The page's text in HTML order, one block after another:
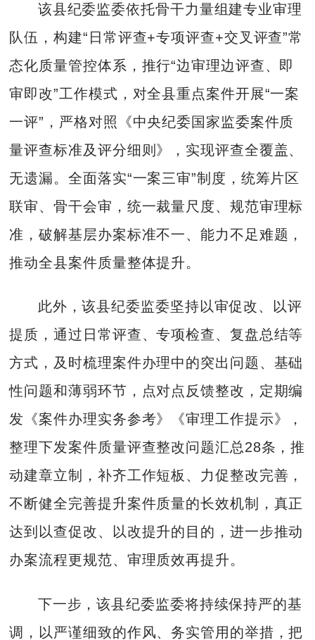
该县纪委监委依托骨干力量组建专业审理
队伍，构建“日常评查+专项评查+交叉评查”常
态化质量管控体系，推行“边审理边评查、即
审即改”工作模式，对全县重点案件开展“一案
一评”，严格对照《中央纪委国家监委案件质
量评查标准及评分细则》，实现评查全覆盖、
无遗漏。全面落实“一案三审”制度，统筹片区
联审、骨干会审，统一裁量尺度、规范审理标
准，破解基层办案标准不一、能力不足难题，
推动全县案件质量整体提升。
此外，该县纪委监委坚持以审促改、以评
提质，通过日常评查、专项检查、复盘总结等
方式，及时梳理案件办理中的突出问题、基础
性问题和薄弱环节，点对点反馈整改，定期编
发《案件办理实务参考》《审理工作提示》，
整理下发案件质量评查整改问题汇总28条，推
动建章立制，补齐工作短板、力促整改完善，
不断健全完善提升案件质量的长效机制，真正
达到以查促改、以改提升的目的，进一步推动
办案流程更规范、审理质效再提升。
下一步，该县纪委监委将持续保持严的基
调，以严谨细致的作风、务实管用的举措，把